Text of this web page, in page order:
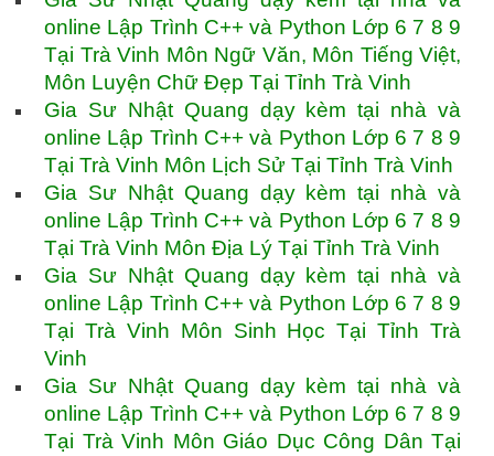
online Lập Trình C++ và Python Lớp 6 7 8 9
Tại Trà Vinh Môn Ngữ Văn, Môn Tiếng Việt,
Môn Luyện Chữ Đẹp Tại Tỉnh Trà Vinh
Gia Sư Nhật Quang dạy kèm tại nhà và
online Lập Trình C++ và Python Lớp 6 7 8 9
Tại Trà Vinh Môn Lịch Sử Tại Tỉnh Trà Vinh
Gia Sư Nhật Quang dạy kèm tại nhà và
online Lập Trình C++ và Python Lớp 6 7 8 9
Tại Trà Vinh Môn Địa Lý Tại Tỉnh Trà Vinh
Gia Sư Nhật Quang dạy kèm tại nhà và
online Lập Trình C++ và Python Lớp 6 7 8 9
Tại Trà Vinh Môn Sinh Học Tại Tỉnh Trà
Vinh
Gia Sư Nhật Quang dạy kèm tại nhà và
online Lập Trình C++ và Python Lớp 6 7 8 9
Tại Trà Vinh Môn Giáo Dục Công Dân Tại